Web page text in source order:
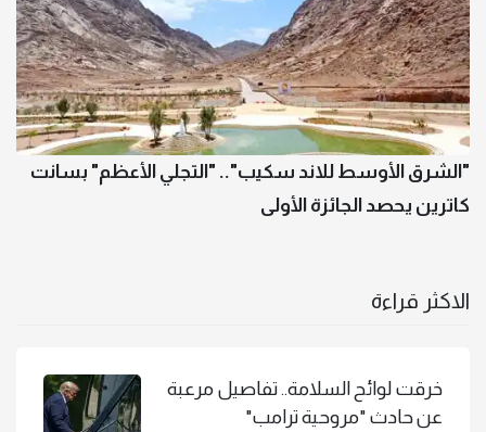
"الشرق الأوسط للاند سكيب".. "التجلي الأعظم" بسانت
كاترين يحصد الجائزة الأولى
الاكثر قراءة
خرقت لوائح السلامة.. تفاصيل مرعبة
عن حادث "مروحية ترامب"